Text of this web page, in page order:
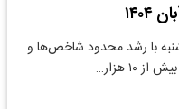
با رشد محدود شاخص‌ها و
هزار…